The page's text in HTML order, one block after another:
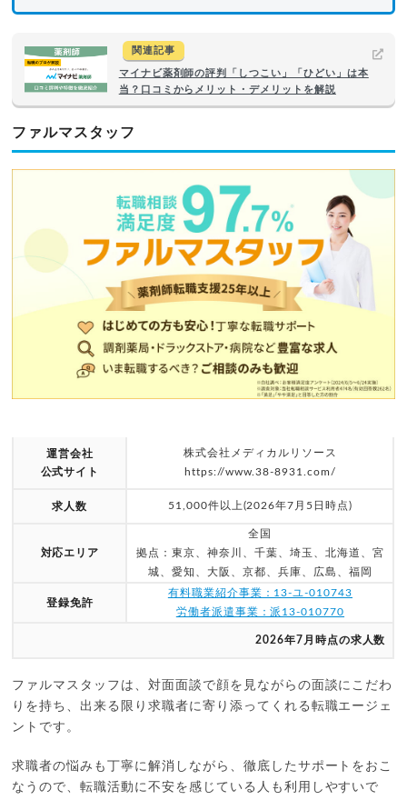
関連記事
マイナビ薬剤師の評判「しつこい」「ひどい」は本
当？口コミからメリット・デメリットを解説
ファルマスタッフ
運営会社
公式サイト
株式会社メディカルリソース
https://www.38-8931.com/
求人数 51,000件以上(2026年7月5日時点)
対応エリア
全国
拠点：東京、神奈川、千葉、埼玉、北海道、宮
城、愛知、大阪、京都、兵庫、広島、福岡
登録免許
有料職業紹介事業：13-ユ-010743
労働者派遣事業：派13-010770
2026年7月時点の求人数
ファルマスタッフは、対面面談で顔を見ながらの面談にこだわ
りを持ち、出来る限り求職者に寄り添ってくれる転職エージェ
ントです。
求職者の悩みも丁寧に解消しながら、徹底したサポートをおこ
なうので、転職活動に不安を感じている人も利用しやすいで